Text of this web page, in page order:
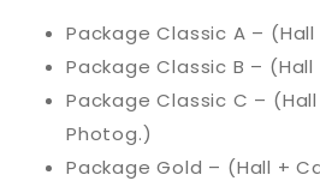
Package Classic A –
Package Classic B –
Package Classic C –
Photog.)
Package Gold – (Hall +